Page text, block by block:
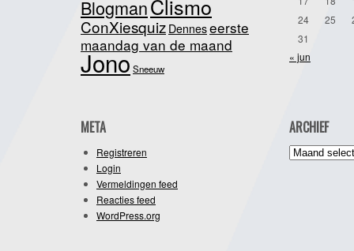
BlogmanClismo
ConXiesquiz Denneseerste
maandag van de maand
JonoSneeuw
24
25
31
« jun
META
Registreren
Login
Vermeldingen feed
Reacties feed
WordPress.org
ARCHIEF
Archief